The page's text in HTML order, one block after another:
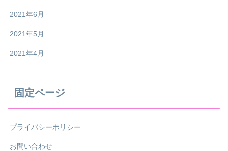
2021年6月
2021年5月
2021年4月
固定ページ
プライバシーポリシー
お問い合わせ